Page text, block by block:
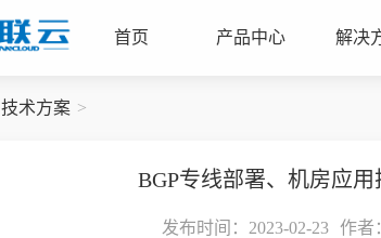
首页 产品中心 解决
技术方案
BGP专线部署、机房应
发布时间：2023-02-23 作者